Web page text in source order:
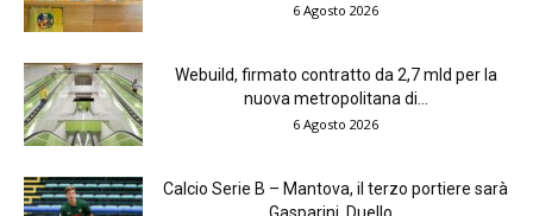
6 Agosto 2026
Webuild, firmato contratto da 2,7 mld per la
nuova metropolitana di...
6 Agosto 2026
Calcio Serie B – Mantova, il terzo portiere sarà